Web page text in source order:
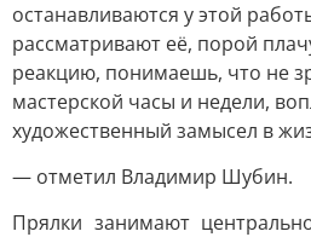
останавливаются у этой
рассматривают её, порой
реакцию, понимаешь, что не
мастерской часы и недели,
художественный замысел в
— отметил Владимир Шубин.
Прялки занимают